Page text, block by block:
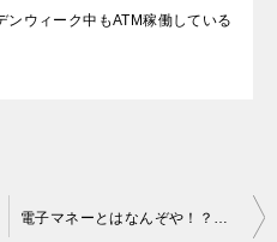
ンウィーク中もATM稼働している
電子マネーとはなんぞや！？その疑問解決します